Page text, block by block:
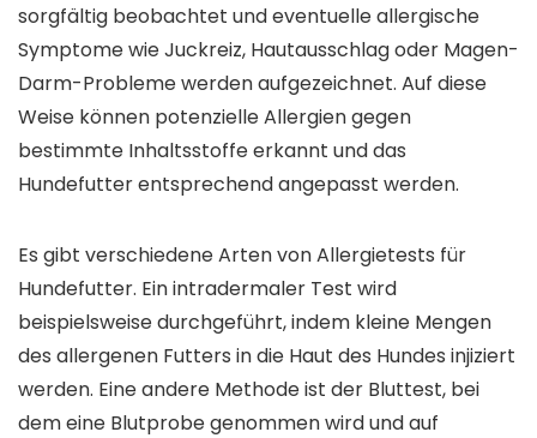
sorgfältig beobachtet und eventuelle allergische
Symptome wie Juckreiz, Hautausschlag oder Magen-
Darm-Probleme werden aufgezeichnet. Auf diese
Weise können potenzielle Allergien gegen
bestimmte Inhaltsstoffe erkannt und das
Hundefutter entsprechend angepasst werden.
Es gibt verschiedene Arten von Allergietests für
Hundefutter. Ein intradermaler Test wird
beispielsweise durchgeführt, indem kleine Mengen
des allergenen Futters in die Haut des Hundes injiziert
werden. Eine andere Methode ist der Bluttest, bei
dem eine Blutprobe genommen wird und auf